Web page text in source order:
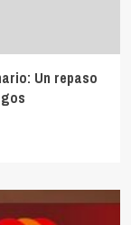
Un repaso